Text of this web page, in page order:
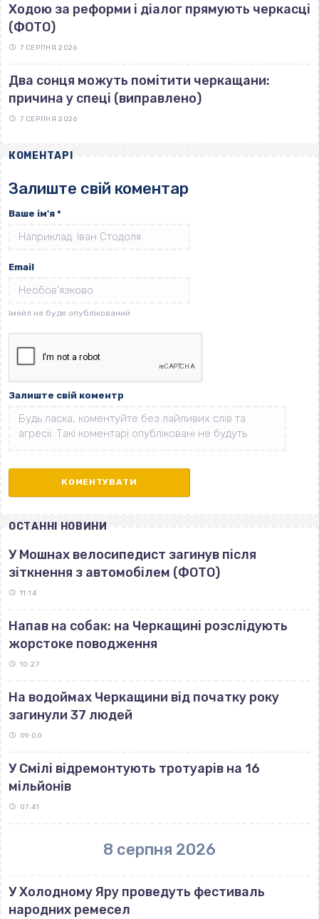
Ходою за реформи і діалог прямують черкасці
(ФОТО)
7 СЕРПНЯ 2026
Два сонця можуть помітити черкащани:
причина у спеці (виправлено)
7 СЕРПНЯ 2026
КОМЕНТАРІ
Залиште свій коментар
Ваше ім'я *
Email
Залиште свій коментр
ОСТАННІ НОВИНИ
У Мошнах велосипедист загинув після
зіткнення з автомобілем (ФОТО)
11:14
Напав на собак: на Черкащині розслідують
жорстоке поводження
10:27
На водоймах Черкащини від початку року
загинули 37 людей
09:00
У Смілі відремонтують тротуарів на 16
мільйонів
07:41
8 серпня 2026
У Холодному Яру проведуть фестиваль
народних ремесел